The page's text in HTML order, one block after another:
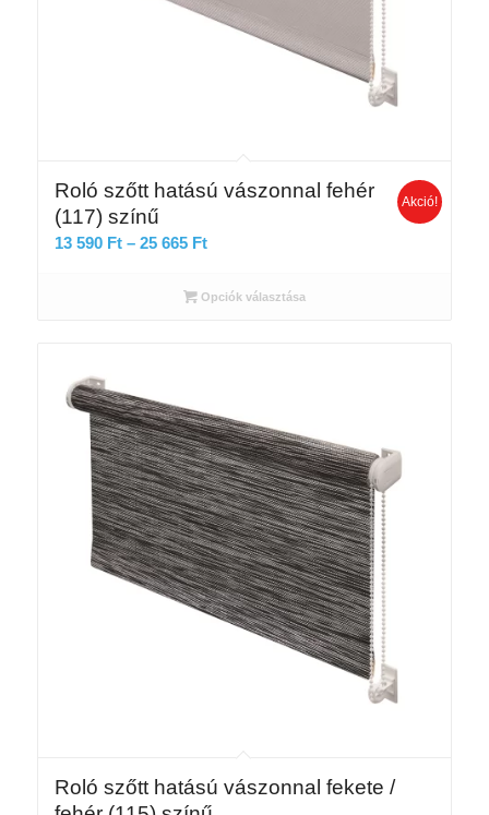
Roló szőtt hatású vászonnal fehér
(117) színű
13 590 Ft – 25 665 FtÁrtartomány:
590 Ft
Akció!
Opciók választása
Roló szőtt hatású vászonnal fekete /